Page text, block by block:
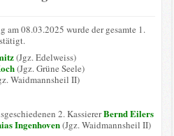
am 08.03.2025 wurde der gesamte 1.
(Jgz. Edelweiss)
(Jgz. Grüne Seele)
Waidmannsheil II)
2. KassiererBernd Eilers
Ingenhoven(Jgz. Waidmannsheil II)